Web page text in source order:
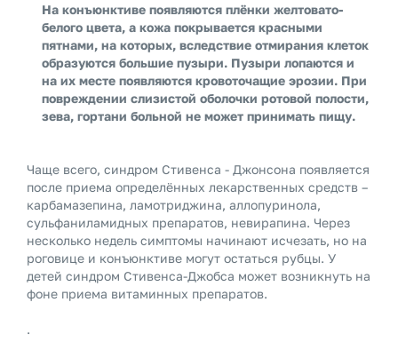
На конъюнктиве появляются плёнки желтовато-
белого цвета, а кожа покрывается красными
пятнами, на которых, вследствие отмирания клеток
образуются большие пузыри. Пузыри лопаются и
на их месте появляются кровоточащие эрозии. При
повреждении слизистой оболочки ротовой полости,
зева, гортани больной не может принимать пищу.
Чаще всего, синдром Стивенса - Джонсона появляется
после приема определённых лекарственных средств –
карбамазепина, ламотриджина, аллопуринола,
сульфаниламидных препаратов, невирапина. Через
несколько недель симптомы начинают исчезать, но на
роговице и конъюнктиве могут остаться рубцы. У
детей синдром Стивенса-Джобса может возникнуть на
фоне приема витаминных препаратов.
.